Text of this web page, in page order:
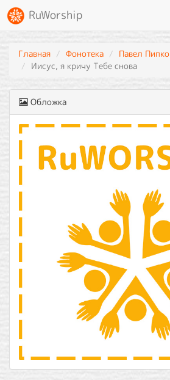
RuWorship
Главная Фонотека
Павел Пипко
Иисус, я кричу Тебе снова
Обложка